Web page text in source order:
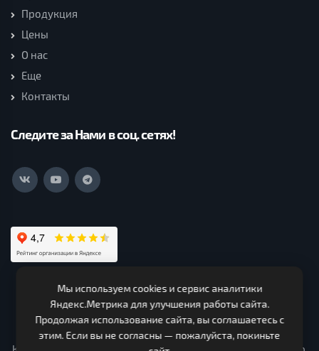
Продукция
Цены
О нас
Еще
Контакты
Следите за Нами в соц. сетях!
ООО Нагорская Лесная Компания (c) 2026. Все права
защищены.
ИНН 4319000330 ОГРН 1124303000150. Адрес 613260,
Мы используем cookies и сервис аналитики
Яндекс.Метрика для улучшения работы сайта.
Продолжая использование сайта, вы соглашаетесь с
этим. Если вы не согласны — пожалуйста, покиньте